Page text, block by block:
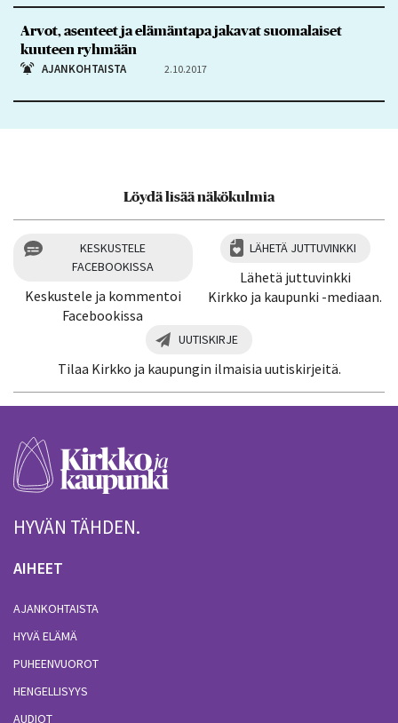
Arvot, asenteet ja elämäntapa jakavat suomalaiset
kuuteen ryhmään
AJANKOHTAISTA 2.10.2017
Löydä lisää näkökulmia
KESKUSTELE
FACEBOOKISSA
Keskustele ja kommentoi
Facebookissa
LÄHETÄ JUTTUVINKKI
Lähetä juttuvinkki
Kirkko ja kaupunki -mediaan.
UUTISKIRJE
Tilaa Kirkko ja kaupungin ilmaisia uutiskirjeitä.
HYVÄN TÄHDEN.
AIHEET
AJANKOHTAISTA
HYVÄ ELÄMÄ
PUHEENVUOROT
HENGELLISYYS
AUDIOT